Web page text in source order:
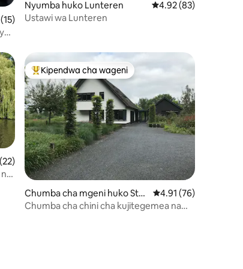
wa wastani wa 4.93 kati ya 5, tathmini 15
Nyumba huko Lunteren Ukadiriaji wa wastani
4.92 (83)
Ustawi wa Lunteren
wa wastani wa 5 kati ya 5, tathmini 22
Kipendwa maarufu cha wageni
Kipendwa cha wageni
Chumba cha mgeni huko Sto
utenburg
Ukadiriaji wa wastani
4.91 (76)
Chumba cha chini cha kujitegemea na